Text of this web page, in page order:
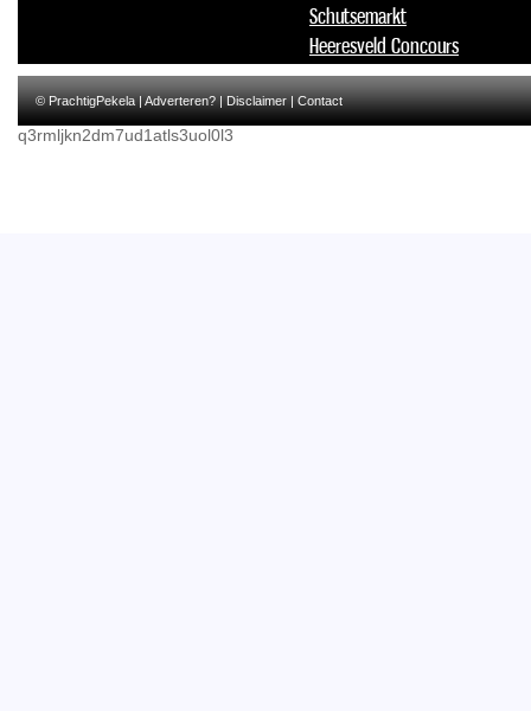
Schutsemarkt
Heeresveld Concours
© PrachtigPekela |Adverteren?|Disclaimer|Contact
q3rmljkn2dm7ud1atls3uol0l3